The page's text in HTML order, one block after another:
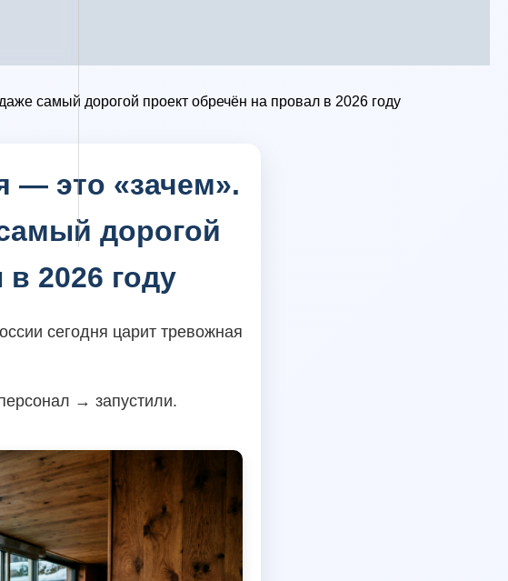
самый дорогой проект обречён на провал в 2026 году
— это «зачем».
дорогой
2026 году
сегодня царит тревожная
→ запустили.